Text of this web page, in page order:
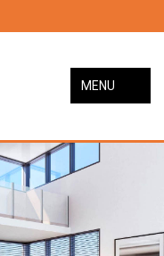
MENU